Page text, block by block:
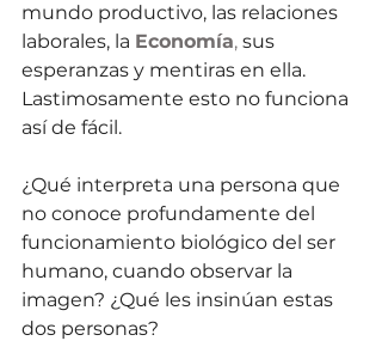
mundo productivo, las relaciones
laborales, la Economía, sus
esperanzas y mentiras en ella.
Lastimosamente esto no funciona
así de fácil.
¿Qué interpreta una persona que
no conoce profundamente del
funcionamiento biológico del ser
humano, cuando observar la
imagen? ¿Qué les insinúan estas
dos personas?